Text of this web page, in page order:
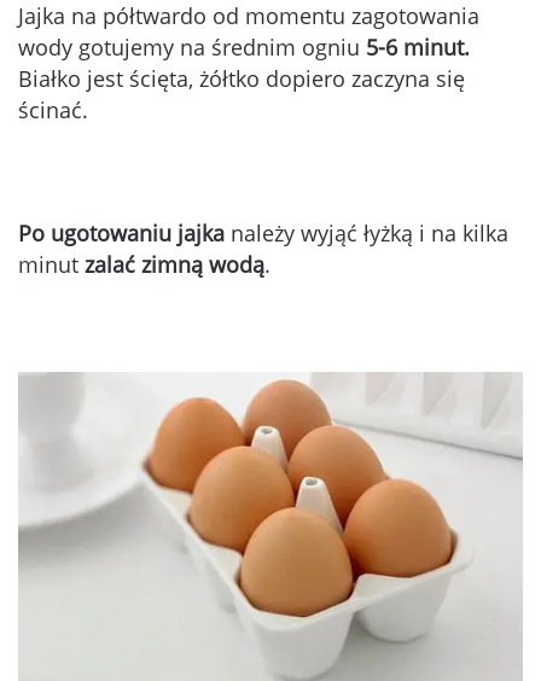
Jajka na półtwardo od momentu zagotowania
wody gotujemy na średnim ogniu 5-6 minut.
Białko jest ścięta, żółtko dopiero zaczyna się
ścinać.
Po ugotowaniu jajka należy wyjąć łyżką i na kilka
minut zalać zimną wodą.